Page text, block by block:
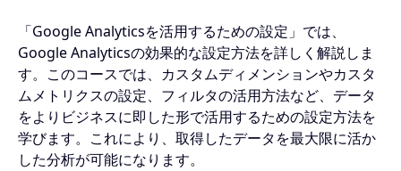
「Google Analyticsを活用するための設定」では、
Google Analyticsの効果的な設定方法を詳しく解説しま
す。このコースでは、カスタムディメンションやカスタ
ムメトリクスの設定、フィルタの活用方法など、データ
をよりビジネスに即した形で活用するための設定方法を
学びます。これにより、取得したデータを最大限に活か
した分析が可能になります。